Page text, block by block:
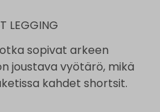
LEGGING
sopivat arkeen
joustava vyötärö, mikä
kahdet shortsit.